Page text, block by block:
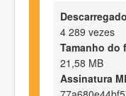
Descarregado
4 289 vezes
Tamanho do
21,58 MB
Assinatura